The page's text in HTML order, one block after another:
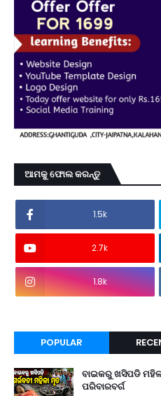
ଆମକୁ ଫୋଲ କରନ୍ତୁ
1.5k
2.7k
1.8k
POPULAR
ବାଇକରୁ ଖସିପଡି
ପରିବାରବର୍ଗ